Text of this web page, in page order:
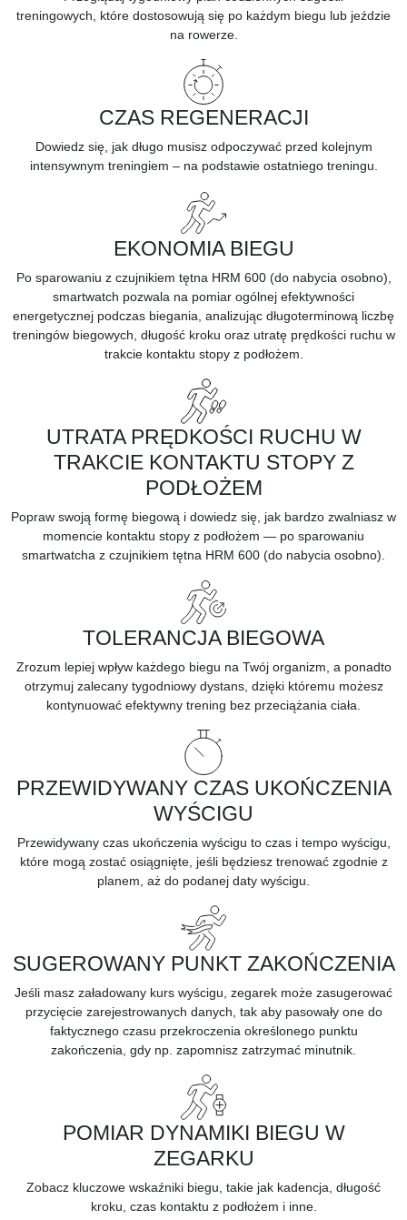
treningowych,
które dostosowują się po każdym biegu lub jeździe
na rowerze.
CZAS REGENERACJI
Dowiedz się, jak długo musisz odpoczywać przed kolejnym
intensywnym treningiem – na podstawie ostatniego treningu.
EKONOMIA BIEGU
Po sparowaniu z czujnikiem tętna HRM 600 (do nabycia osobno),
smartwatch pozwala na pomiar ogólnej efektywności
energetycznej podczas biegania, analizując długoterminową liczbę
treningów biegowych, długość kroku oraz utratę prędkości ruchu w
trakcie kontaktu stopy z podłożem.
UTRATA PRĘDKOŚCI RUCHU W
TRAKCIE KONTAKTU STOPY Z
PODŁOŻEM
Popraw swoją formę biegową i dowiedz się, jak bardzo zwalniasz w
momencie kontaktu stopy z podłożem — po sparowaniu
smartwatcha z czujnikiem tętna HRM 600 (do nabycia osobno).
TOLERANCJA BIEGOWA
Zrozum lepiej wpływ każdego biegu na Twój organizm, a ponadto
otrzymuj zalecany tygodniowy dystans, dzięki któremu możesz
kontynuować efektywny trening bez przeciążania ciała.
PRZEWIDYWANY CZAS UKOŃCZENIA
WYŚCIGU
Przewidywany czas ukończenia wyścigu to czas i tempo wyścigu,
które mogą zostać osiągnięte, jeśli będziesz trenować zgodnie z
planem, aż do podanej daty wyścigu.
SUGEROWANY PUNKT ZAKOŃCZENIA
Jeśli masz załadowany kurs wyścigu, zegarek może zasugerować
przycięcie zarejestrowanych danych, tak aby pasowały one do
faktycznego czasu przekroczenia określonego punktu
zakończenia, gdy np. zapomnisz zatrzymać minutnik.
POMIAR DYNAMIKI BIEGU W
ZEGARKU
Zobacz kluczowe wskaźniki biegu, takie jak kadencja, długość
kroku, czas kontaktu z podłożem i inne.